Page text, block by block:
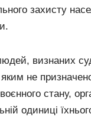
захисту
визнаних
не
стану,
одиниці